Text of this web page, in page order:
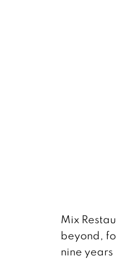
Mix
beyond,
nine